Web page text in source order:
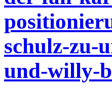
schulz-zu-
und-willy-